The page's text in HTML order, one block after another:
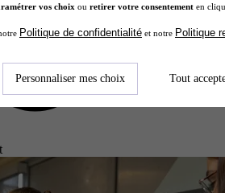
vos choix ou retirer votre consentement en
Politique de confidentialité et notre Politique
Personnaliser mes choix Tout